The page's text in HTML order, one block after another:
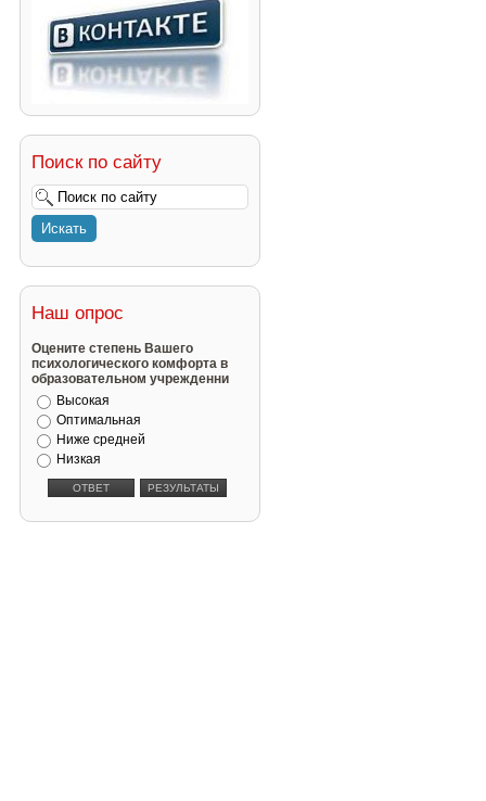
Поиск по сайту
Наш опрос
Оцените степень Вашего
психологического комфорта в
образовательном учрежденни
Высокая
Оптимальная
Ниже средней
Низкая